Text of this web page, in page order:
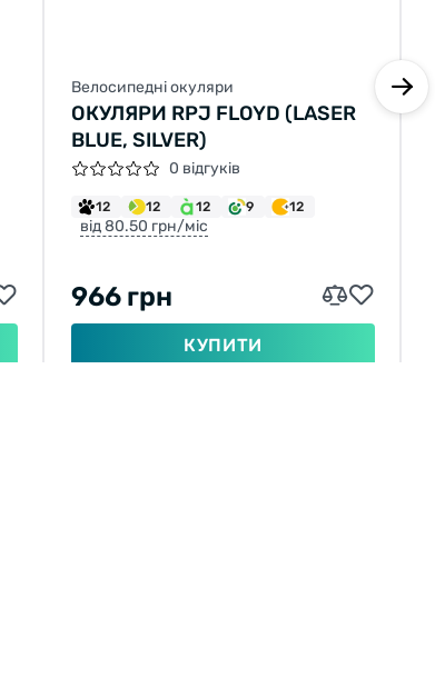
Велосипедні окуляри
ОКУЛЯРИ RPJ FLOYD (LASER
BLUE, SILVER)
0 відгуків
12 12 12 9 12
від 80.50 грн/міс
966 грн
КУПИТИ